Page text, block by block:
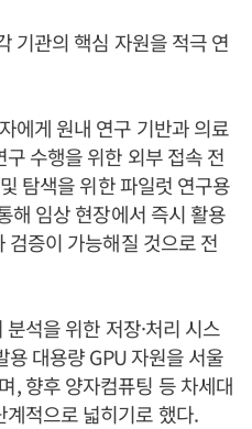
기관의 핵심 자원을 적극 연
에게 원내 연구 기반과 의료
수행을 위한 외부 접속 전
탐색을 위한 파일럿 연구용
해 임상 현장에서 즉시 활용
검증이 가능해질 것으로 전
석을 위한 저장·처리 시스
용 대용량 GPU 자원을 서울
, 향후 양자컴퓨팅 등 차세대
적으로 넓히기로 했다.